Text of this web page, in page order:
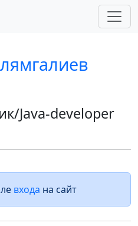
Java-developer
входа на сайт